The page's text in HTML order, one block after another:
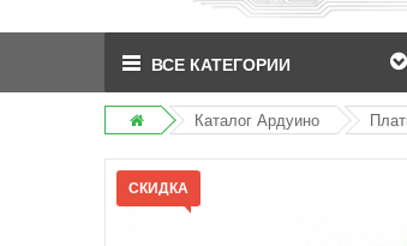
ВСЕ КАТЕГОРИИ
Каталог Ардуино
СКИДКА